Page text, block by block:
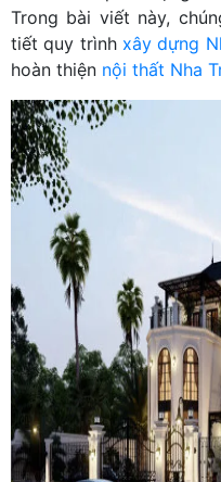
Trong bài viết này,
tiết quy trìnhxây dựng
hoàn thiện nội thất Nha